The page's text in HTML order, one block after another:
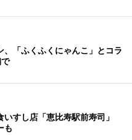
、「ふくふくにゃんこ」とコラ
いすし店「恵比寿駅前寿司」
も